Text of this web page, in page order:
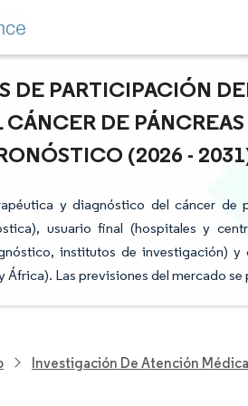
DE PARTICIPACIÓN
DE
(2026 -
y diagnóstico del cáncer de
usuario final (hospitales y
institutos de investigación)
África). Las previsiones del mercado
Investigación De Atención Médica